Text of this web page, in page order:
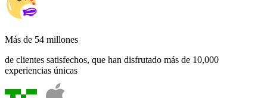
Más de 54 millones
de clientes satisfechos, que han disfrutado más de 10,000
experiencias únicas